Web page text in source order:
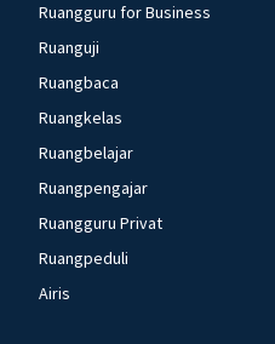
Ruangguru for Business
Ruanguji
Ruangbaca
Ruangkelas
Ruangbelajar
Ruangpengajar
Ruangguru Privat
Ruangpeduli
Airis